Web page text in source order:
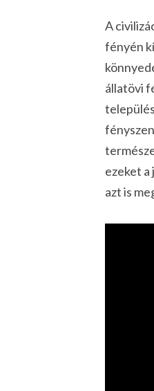
A
fényén
állatövi
ezeket
azt is